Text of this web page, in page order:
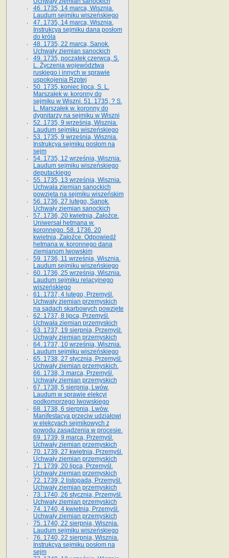
46. 1735, 14 marca, Wisznia.
Laudum sejmiku wiszeńskiego
47. 1735, 14 marca, Wisznia.
Instrukcya sejmiku dana posłom
do króla
48. 1735, 22 marca, Sanok.
Uchwały ziemian sanockich
49. 1735, początek czerwca, S.
L. Życzenia województwa
ruskiego i innych w sprawie
uspokojenia Rzptej
50. 1735, koniec lipca, S. L.
Marszałek w. koronny do
sejmiku w Wiszni. 51. 1735, ? S.
L. Marszałek w. koronny do
dygnitarzy na sejmiku w Wiszni
52. 1735, 9 września, Wisznia.
Laudum sejmiku wiszeńskiego
53. 1735, 9 września, Wisznia.
Instrukcya sejmiku posłom na
sejm
54. 1735, 12 września, Wisznia.
Laudum sejmiku wiszeńskiego
deputackiego
55. 1735, 13 września, Wisznia.
Uchwała ziemian sanockich
powzięta na sejmiku wiszeńskim
56. 1736, 27 lutego, Sanok.
Uchwały ziemian sanockich
57. 1736, 20 kwietnia, Załoźce.
Uniwersał hetmana w.
koronnego. 58. 1736. 20
kwietnia, Załoźce. Odpowiedź
hetmana w. koronnego dana
ziemianom lwowskim
59. 1736, 11 września, Wisznia.
Laudum sejmiku wiszeńskiego
60. 1736, 25 września, Wisznia.
Laudum sejmiku relacyjnego
wiszeńskiego
61. 1737, 4 lutego, Przemyśl.
Uchwały ziemian przemyskich
na sądach skarbowych powzięte
62. 1737, 8 lipca, Przemyśl.
Uchwała ziemian przemyskich
63. 1737, 19 sierpnia, Przemyśl.
Uchwały ziemian przemyskich
64. 1737, 10 września, Wisznia.
Laudum sejmiku wiszeńskiego
65. 1738, 27 stycznia, Przemyśl.
Uchwały ziemian przemyskich­­.
66. 1738, 3 marca, Przemyśl.
Uchwały ziemian przemyskich­
67. 1738, 5 sierpnia, Lwów.
Laudum w sprawie elekcyi
podkomorzego lwowskiego
68. 1738, 6 sierpnia, Lwów.
Manifestacya przeciw udziałowi
w elekcyach sejmikowych z
powodu zasądzenia w procesie.
69. 1739, 9 marca, Przemyśl.
Uchwały ziemian przemyskich
70. 1739, 27 kwietnia, Przemyśl.
Uchwały ziemian przemyskich
71. 1739, 20 lipca, Przemyśl.
Uchwały ziemian przemyskich
72. 1739, 2 listopada, Przemyśl.
Uchwały ziemian przemyskich
73. 1740, 26 stycznia, Przemyśl.
Uchwały ziemian przemyskich
74. 1740, 4 kwietnia, Przemyśl.
Uchwały ziemian przemyskich
75. 1740, 22 sierpnia, Wisznia.
Laudum sejmiku wiszeńskiego
76. 1740, 22 sierpnia, Wisznia.
Instrukcya sejmiku posłom na
sejm